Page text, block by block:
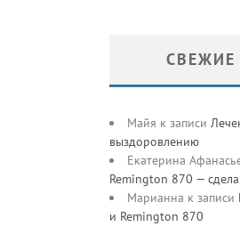
Майя к записи
выздоровлению
Екатерина
Remington 870 —
Марианна к записи
и Remington 870